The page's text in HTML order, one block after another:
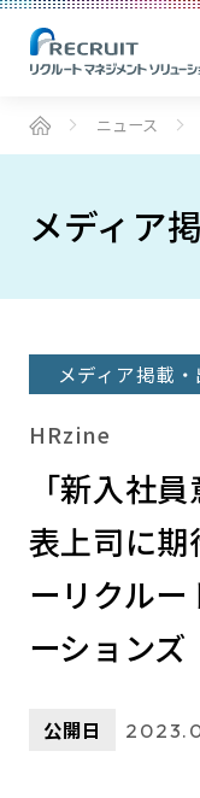
ニュース
メディア
メディア掲載
HRzine
「新入社
表上司に
ーリクル
ーションズ
公開日